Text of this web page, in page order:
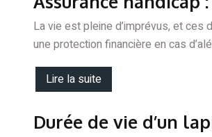
La vie est pleine d’imprévus, et ces
une protection financière en cas
Lire la suite
Durée de vie d’un